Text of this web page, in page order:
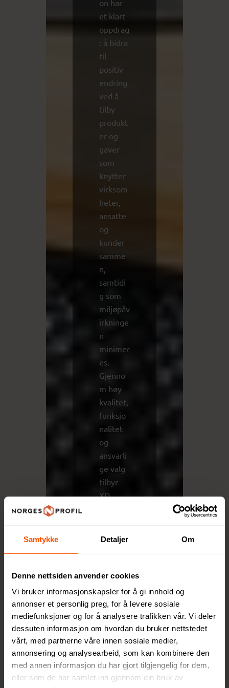
Samtykke Detaljer Om
Denne nettsiden anvender cookies
Vi bruker informasjonskapsler for å gi innhold og
annonser et personlig preg, for å levere sosiale
mediefunksjoner og for å analysere trafikken vår. Vi deler
dessuten informasjon om hvordan du bruker nettstedet
vårt, med partnerne våre innen sosiale medier,
annonsering og analysearbeid, som kan kombinere den
med annen informasjon du har gjort tilgjengelig for dem,
eller som de har samlet inn gjennom din bruk av
on har
et klart
oppdrag
: å bidra
til
positiv
endring
ved å
tilby
produkt
er og
gaver
som
knytter
virksom
heter,
ansatte
og
kunder
samme
n,
samtidi
g som
miljøpåv
irkninge
n
minimer
es.
Gjenno
m høy
kvalitet,
funksjo
nalitet
og
ansvarli
ge valg
tilbyr
XD
produkt
verdi,
både for
mottake
ren og
for
planete
n.